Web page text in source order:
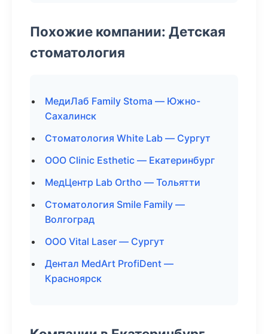
Похожие компании: Детская
стоматология
МедиЛаб Family Stoma — Южно-
Сахалинск
Стоматология White Lab — Сургут
ООО Clinic Esthetic — Екатеринбург
МедЦентр Lab Ortho — Тольятти
Стоматология Smile Family —
Волгоград
ООО Vital Laser — Сургут
Дентал MedArt ProfiDent —
Красноярск